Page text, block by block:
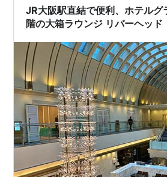
は時間…
JR大阪駅直結で便利、ホテルグ
階の大箱ラウンジ リバーヘッド